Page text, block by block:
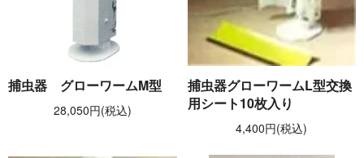
捕虫器 グローワームM型
28,050円(税込)
捕虫器グローワームL型交換
用シート10枚入り
4,400円(税込)